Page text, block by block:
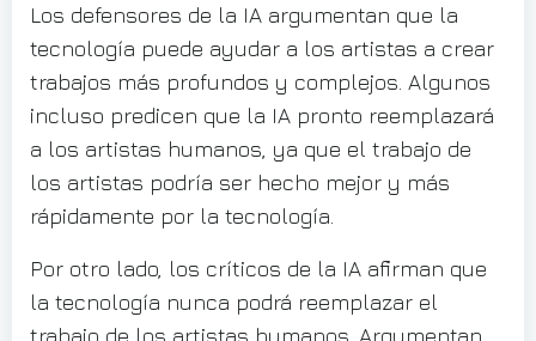
Los defensores de la IA argumentan que la
tecnología puede ayudar a los artistas a crear
trabajos más profundos y complejos. Algunos
incluso predicen que la IA pronto reemplazará
a los artistas humanos, ya que el trabajo de
los artistas podría ser hecho mejor y más
rápidamente por la tecnología.
Por otro lado, los críticos de la IA afirman que
la tecnología nunca podrá reemplazar el
trabajo de los artistas humanos. Argumentan